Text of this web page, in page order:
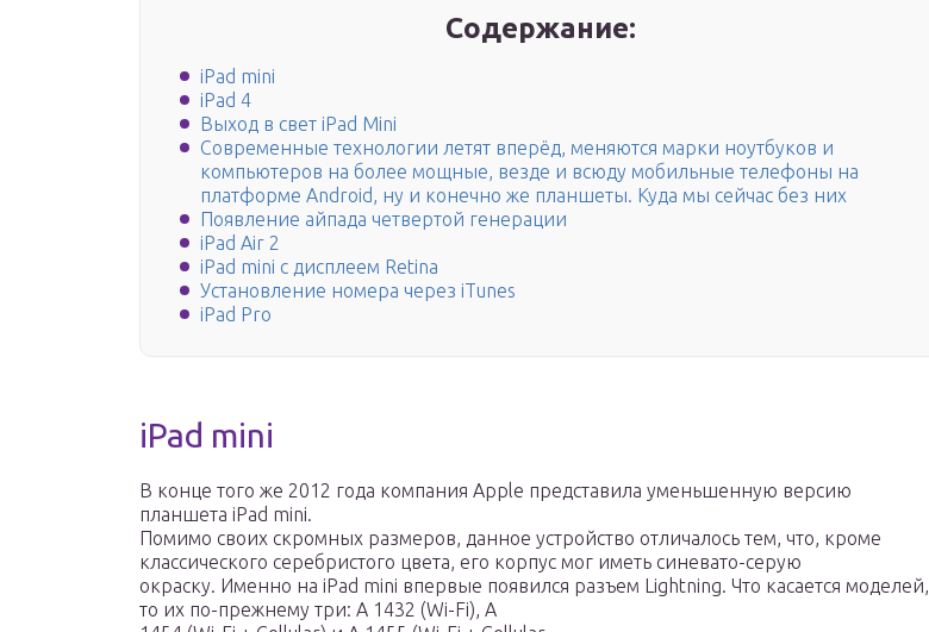
Содержание:
iPad mini
iPad 4
Выход в свет iPad Mini
Современные технологии летят вперёд, меняются марки ноутбуков и
компьютеров на более мощные, везде и всюду мобильные телефоны на
платформе Android, ну и конечно же планшеты. Куда мы сейчас без них
Появление айпада четвертой генерации
iPad Air 2
iPad mini с дисплеем Retina
Установление номера через iTunes
iPad Pro
iPad mini
В конце того же 2012 года компания Apple представила уменьшенную версию
планшета iPad mini.
Помимо своих скромных размеров, данное устройство отличалось тем, что, кроме
классического серебристого цвета, его корпус мог иметь синевато-серую
окраску. Именно на iPad mini впервые появился разъем Lightning. Что касается моделей,
то их по-прежнему три: A 1432 (Wi-Fi), A